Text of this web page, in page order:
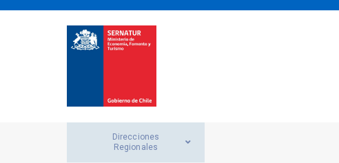
Direcciones
Regionales